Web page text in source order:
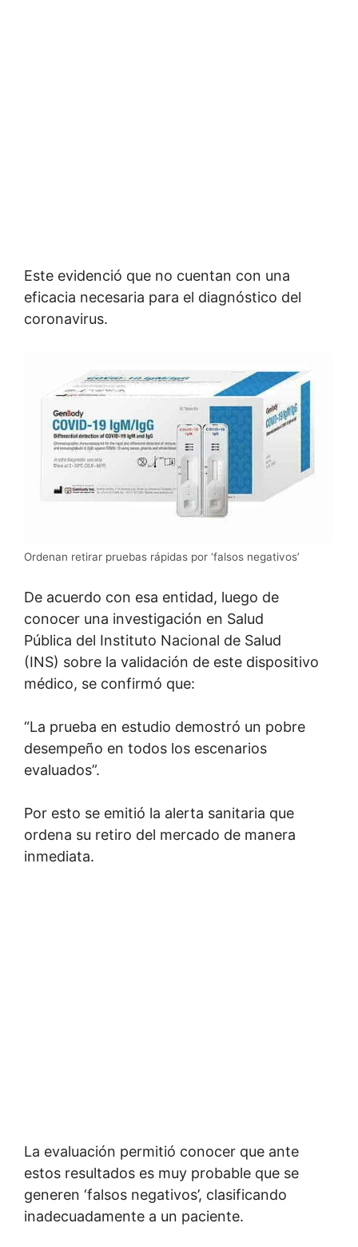
Este evidenció que no cuentan con una
eficacia necesaria para el diagnóstico del
coronavirus.
Ordenan retirar pruebas rápidas por ‘falsos negativos’
De acuerdo con esa entidad, luego de
conocer una investigación en Salud
Pública del Instituto Nacional de Salud
(INS) sobre la validación de este dispositivo
médico, se confirmó que:
“La prueba en estudio demostró un pobre
desempeño en todos los escenarios
evaluados”.
Por esto se emitió la alerta sanitaria que
ordena su retiro del mercado de manera
inmediata.
La evaluación permitió conocer que ante
estos resultados es muy probable que se
generen ‘falsos negativos’, clasificando
inadecuadamente a un paciente.